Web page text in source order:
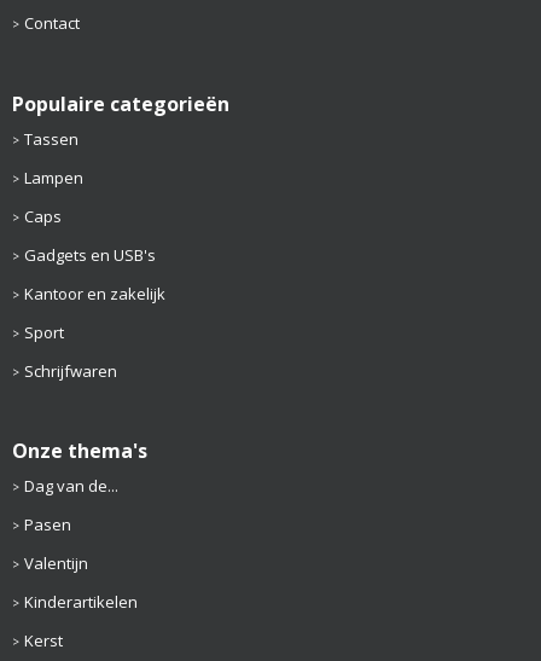
Contact
Populaire categorieën
Tassen
Lampen
Caps
Gadgets en USB's
Kantoor en zakelijk
Sport
Schrijfwaren
Onze thema's
Dag van de...
Pasen
Valentijn
Kinderartikelen
Kerst